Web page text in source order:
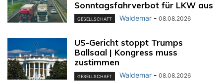
Sonntagsfahrverbot für LKW aus
GESELLSCHAFT Waldemar - 08.08.2026
US-Gericht stoppt Trumps
Ballsaal | Kongress muss
zustimmen
GESELLSCHAFT Waldemar - 08.08.2026